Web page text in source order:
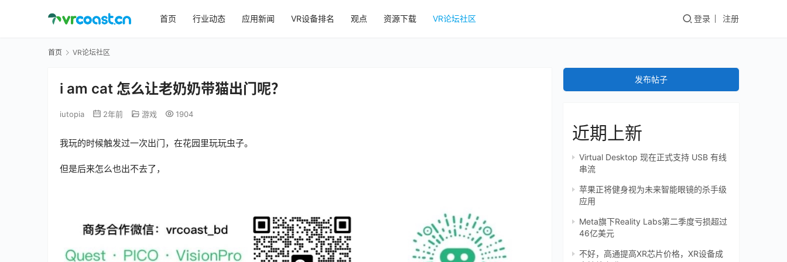
首页 行业动态 应用新闻 VR设备排名 观点 资源下载 VR论坛社区 登录 注册
首页 VR论坛社区
i am cat 怎么让老奶奶带猫出门呢？
iutopia 2年前 游戏 1904
我玩的时候触发过一次出门，在花园里玩玩虫子。
但是后来怎么也出不去了，
发布帖子
近期上新
Virtual Desktop 现在正式支持 USB 有线
串流
苹果正将健身视为未来智能眼镜的杀手级
应用
Meta旗下Reality Labs第二季度亏损超过
46亿美元
不好，高通提高XR芯片价格，XR设备成